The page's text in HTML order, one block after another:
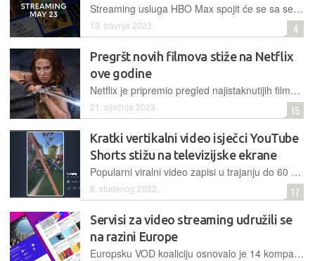
Streaming usluga HBO Max spojit će se sa servisom Discovery+, budući da imaju istog vlasnika, medijsku korporaciju Warner Bros Discoveryja. Samim time doći će i do rebrandinga
13. travnja 2023. 4
Pregršt novih filmova stiže na Netflix
ove godine
Netflix je pripremio pregled najistaknutijih filmova koje će pustiti u distribuciju putem svoje streaming platforme ove godine, kao i datume njihovog dolaska
21. siječnja 2023. 15
Kratki vertikalni video isječci YouTube
Shorts stižu na televizijske ekrane
Popularni viralni video zapisi u trajanju do 60 sekundi od sada će se moći gledati unutar YouTubeove aplikacije za pametne televizore u novom, posebno prilagođenom sučelju
8. studenog 2022. 17
Servisi za video streaming udružili se
na razini Europe
Europsku VOD koaliciju osnovalo je 14 kompanija koje se bave pružanjem usluga video streaminga, s ciljem daljnjeg razvoja tog sektora u Europi i poticanja ulaganja u sadržaj